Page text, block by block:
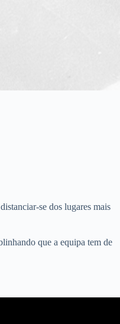
se dos lugares mais
que a equipa tem de